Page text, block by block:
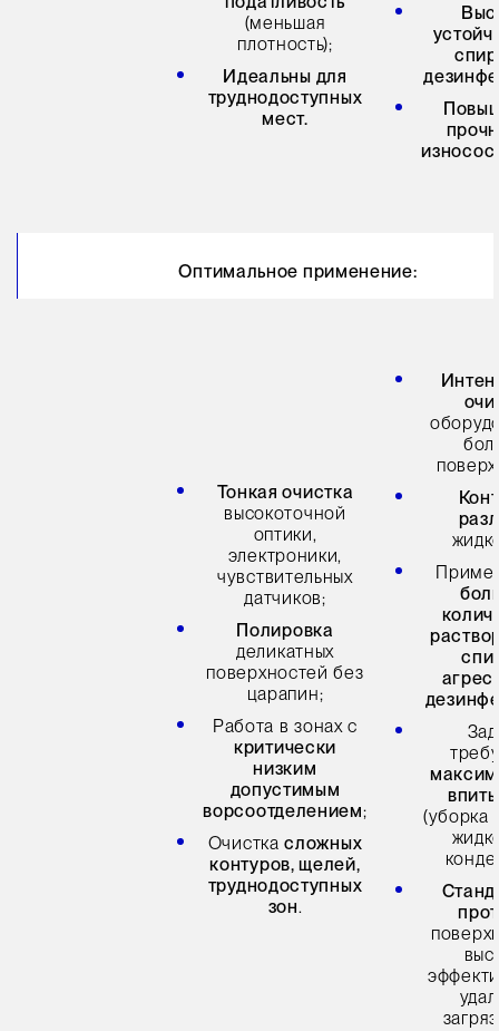
(меньшая
плотность);
Идеальны для
труднодоступных
мест.
Оптимальное применение:
Тонкая очистка
высокоточной
оптики,
электроники,
чувствительных
датчиков;
Полировка
деликатных
поверхностей без
царапин;
Работа в зонах с
критически
низким
допустимым
ворсоотделением;
Очисткасложных
контуров, щелей,
труднодоступных
зон.
(уборка